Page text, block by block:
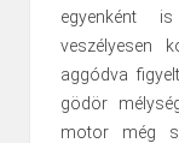
egyenként
veszélyesen
aggódva
gödör
motor még